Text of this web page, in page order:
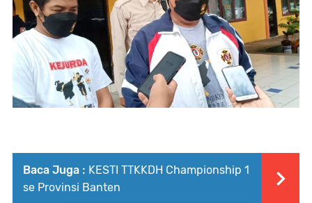
Baca Juga : KESTI TTKKDH Championship 1
se Provinsi Banten